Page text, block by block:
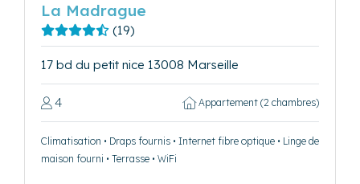
La Madrague
(19)
17 bd du petit nice 13008 Marseille
4 Appartement (2 chambres)
Climatisation • Draps fournis • Internet fibre optique • Linge de
maison fourni • Terrasse • WiFi